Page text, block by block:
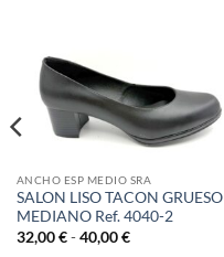
ANCHO ESP MEDIO SRA
SALON LISO TACON GRUESO
MEDIANO Ref. 4040-2
32,00€ - 40,00€Rango